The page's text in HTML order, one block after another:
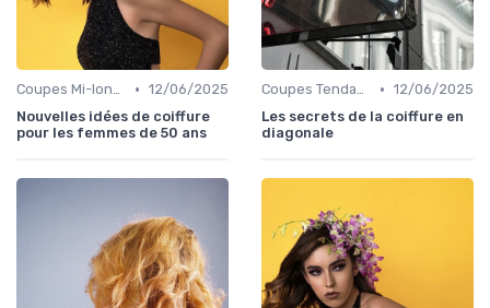
Coupes Mi-longues • 12/06/2025
Nouvelles idées de coiffure
pour les femmes de 50 ans
Coupes Tendance et Modernes • 12/06/2025
Les secrets de la coiffure en
diagonale